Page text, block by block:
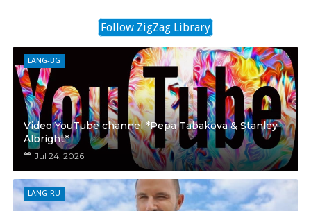
Follow ZigZag Library
LANG-BG
Video YouTube channel *Pepa Tabakova & Stanley
Albright*
Jul 24, 2026
LANG-RU